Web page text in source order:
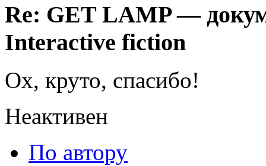
Re: GET LAMP —
Interactive fiction
Ох, круто, спасибо!
Неактивен
По автору